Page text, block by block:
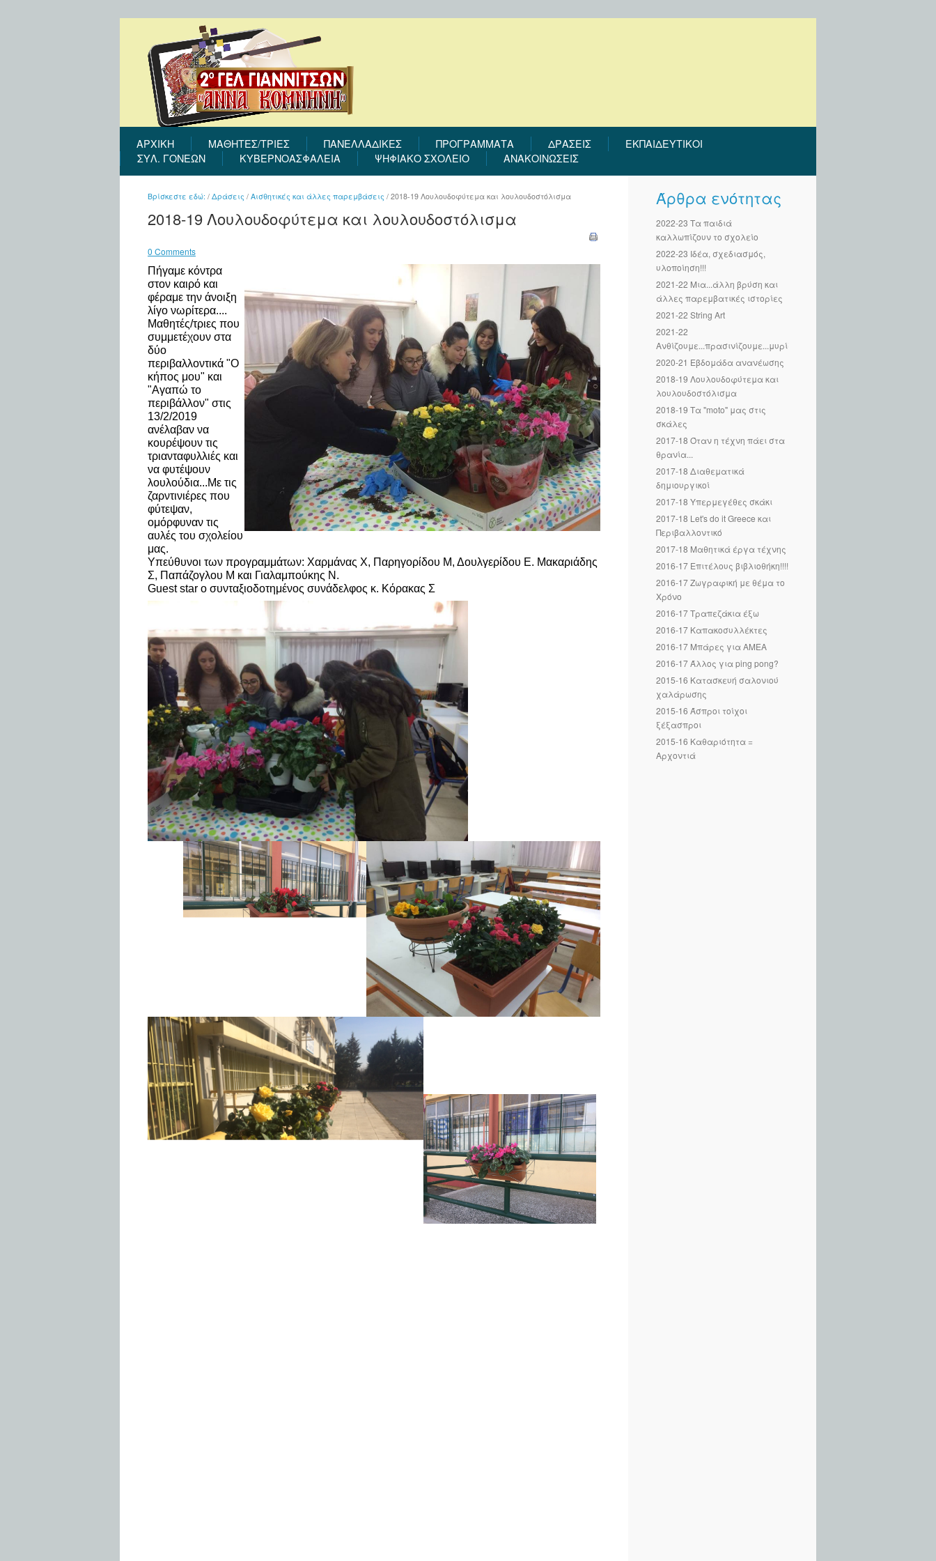
ΑΡΧΙΚΉ ΜΑΘΗΤΕΣ/ΤΡΙΕΣ ΠΑΝΕΛΛΑΔΙΚΕΣ ΠΡΟΓΡΆΜΜΑΤΑ ΔΡΆΣΕΙΣ
ΕΚΠΑΙΔΕΥΤΙΚΟΊ
ΣΎΛ. ΓΟΝΈΩΝ
ΚΥΒΕΡΝΟΑΣΦΑΛΕΙΑ ΨΗΦΙΑΚΟ ΣΧΟΛΕΙΟ ΑΝΑΚΟΙΝΩΣΕΙΣ
Βρίσκεστε εδώ: / Δράσεις / Αισθητικές και άλλες παρεμβάσεις / 2018-19 Λουλουδοφύτεμα και λουλουδοστόλισμα
2018-19 Λουλουδοφύτεμα και λουλουδοστόλισμα
0 Comments
Πήγαμε κόντρα
στον καιρό και
φέραμε την άνοιξη
λίγο νωρίτερα....
Μαθητές/τριες που
συμμετέχουν στα
δύο
περιβαλλοντικά "Ο
κήπος μου" και
"Αγαπώ το
περιβάλλον" στις
13/2/2019
ανέλαβαν να
κουρέψουν τις
τριανταφυλλιές και
να φυτέψουν
λουλούδια...Με τις
ζαρντινιέρες που
φύτεψαν,
ομόρφυναν τις
αυλές του σχολείου
μας.
Υπεύθυνοι των προγραμμάτων: Χαρμάνας Χ, Παρηγορίδου Μ, Δουλγερίδου Ε. Μακαριάδης
Σ, Παπάζογλου Μ και Γιαλαμπούκης Ν.
Guest star ο συνταξιοδοτημένος συνάδελφος κ. Κόρακας Σ
Άρθρα ενότητας
2022-23 Τα παιδιά
καλλωπίζουν το σχολείο
2022-23 Ιδέα, σχεδιασμός,
υλοποίηση!!!
2021-22 Μια...άλλη βρύση και
άλλες παρεμβατικές ιστορίες
2021-22 String Art
2021-22
Ανθίζουμε...πρασινίζουμε...μυρίζουμε...
2020-21 Εβδομάδα ανανέωσης
2018-19 Λουλουδοφύτεμα και
λουλουδοστόλισμα
2018-19 Τα "moto" μας στις
σκάλες
2017-18 Όταν η τέχνη πάει στα
θρανία...
2017-18 Διαθεματικά
δημιουργικοί
2017-18 Υπερμεγέθες σκάκι
2017-18 Let's do it Greece και
Περιβαλλοντικό
2017-18 Μαθητικά έργα τέχνης
2016-17 Επιτέλους βιβλιοθήκη!!!!
2016-17 Ζωγραφική με θέμα το
Χρόνο
2016-17 Τραπεζάκια έξω
2016-17 Καπακοσυλλέκτες
2016-17 Μπάρες για ΑΜΕΑ
2016-17 Άλλος για ping pong?
2015-16 Κατασκευή σαλονιού
χαλάρωσης
2015-16 Άσπροι τοίχοι
ξέξασπροι
2015-16 Καθαριότητα =
Αρχοντιά